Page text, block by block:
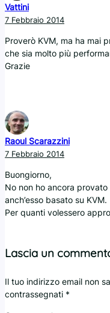
Vattini
7 Febbraio 2014
Proverò KVM, ma ha mai
che sia molto più
Grazie
Raoul Scarazzini
7 Febbraio 2014
Buongiorno,
No non ho ancora
anch’esso basato su KVM.
Per quanti volessero
Lascia un
Il tuo indirizzo email non
contrassegnati *